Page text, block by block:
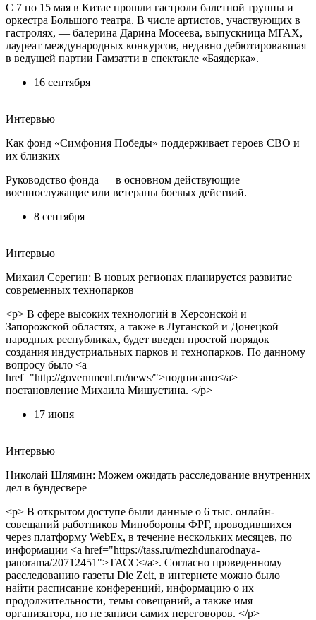
С 7 по 15 мая в Китае прошли гастроли балетной труппы и
оркестра Большого театра. В числе артистов, участвующих в
гастролях, — балерина Дарина Мосеева, выпускница МГАХ,
лауреат международных конкурсов, недавно дебютировавшая
в ведущей партии Гамзатти в спектакле «Баядерка».
16 сентября
Интервью
Как фонд «Симфония Победы» поддерживает героев СВО и
их близких
Руководство фонда — в основном действующие
военнослужащие или ветераны боевых действий.
8 сентября
Интервью
Михаил Серегин: В новых регионах планируется развитие
современных технопарков
<p> В сфере высоких технологий в Херсонской и
Запорожской областях, а также в Луганской и Донецкой
народных республиках, будет введен простой порядок
создания индустриальных парков и технопарков. По данному
вопросу было <a
href="http://government.ru/news/">подписано</a>
постановление Михаила Мишустина. </p>
17 июня
Интервью
Николай Шлямин: Можем ожидать расследование внутренних
дел в бундесвере
<p> В открытом доступе были данные о 6 тыс. онлайн-
совещаний работников Минобороны ФРГ, проводившихся
через платформу WebEx, в течение нескольких месяцев, по
информации <a href="https://tass.ru/mezhdunarodnaya-
panorama/20712451">ТАСС</a>. Согласно проведенному
расследованию газеты Die Zeit, в интернете можно было
найти расписание конференций, информацию о их
продолжительности, темы совещаний, а также имя
организатора, но не записи самих переговоров. </p>